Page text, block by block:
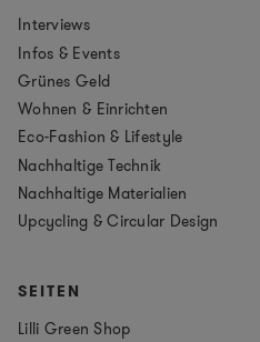
Interviews
Infos & Events
Grünes Geld
Wohnen & Einrichten
Eco-Fashion & Lifestyle
Nachhaltige Technik
Nachhaltige Materialien
Upcycling & Circular Design
SEITEN
Lilli Green Shop